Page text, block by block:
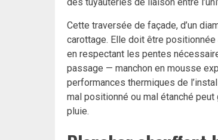
Cette traversée de façade, d’un
carottage. Elle doit être
en respectant les pentes
passage — manchon en mousse
performances thermiques de
mal positionné ou mal étanché
pluie.